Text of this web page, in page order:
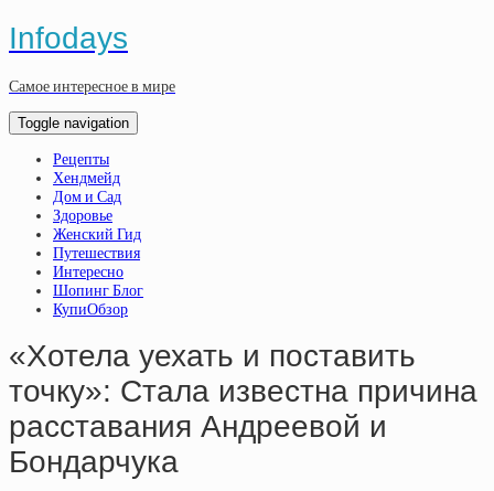
Infodays
Самое интересное в мире
Toggle navigation
Рецепты
Хендмейд
Дом и Сад
Здоровье
Женский Гид
Путешествия
Интересно
Шопинг Блог
КупиОбзор
«Хотела уехать и поставить
точку»: Стала известна причина
расставания Андреевой и
Бондарчука